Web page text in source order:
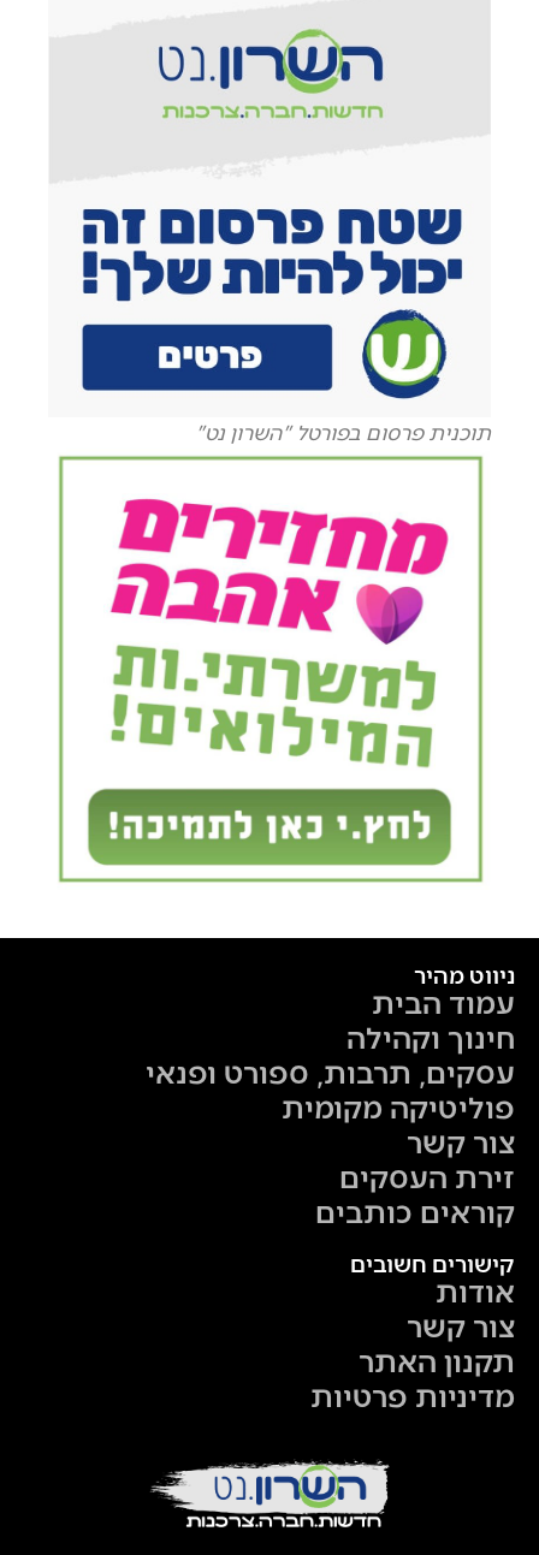
תוכנית פרסום בפורטל "השרון נט"
ניווט מהיר
עמוד הבית
חינוך וקהילה
עסקים, תרבות, ספורט ופנאי
פוליטיקה מקומית
צור קשר
זירת העסקים
קוראים כותבים
קישורים חשובים
אודות
צור קשר
תקנון האתר
מדיניות פרטיות